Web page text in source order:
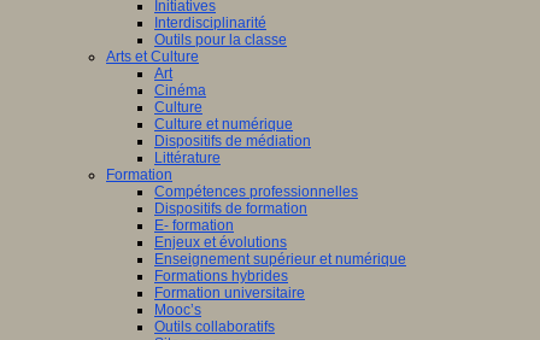
Initiatives
Interdisciplinarité
Outils pour la classe
Arts et Culture
Art
Cinéma
Culture
Culture et numérique
Dispositifs de médiation
Littérature
Formation
Compétences professionnelles
Dispositifs de formation
E- formation
Enjeux et évolutions
Enseignement supérieur et numérique
Formations hybrides
Formation universitaire
Mooc’s
Outils collaboratifs